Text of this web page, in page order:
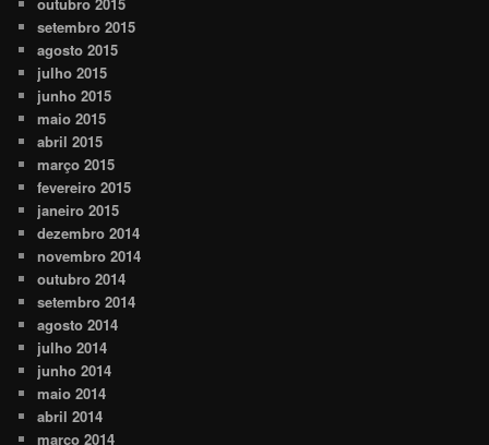
setembro 2015
agosto 2015
julho 2015
junho 2015
maio 2015
abril 2015
março 2015
fevereiro 2015
janeiro 2015
dezembro 2014
novembro 2014
outubro 2014
setembro 2014
agosto 2014
julho 2014
junho 2014
maio 2014
abril 2014
março 2014